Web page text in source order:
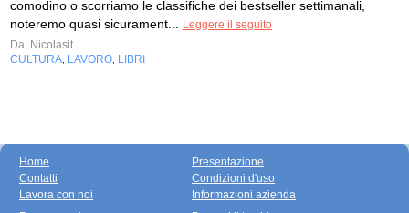
comodino o scorriamo le classifiche dei bestseller settimanali,
noteremo quasi sicurament...
Leggere il seguito
Da Nicolasit
CULTURA LAVORO LIBRI
Home
Contatti
Lavora con noi
Presentazione
Condizioni d'uso
Informazioni azienda